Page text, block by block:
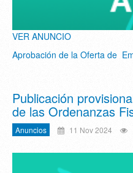
VER ANUNCIO
Aprobación de la Oferta de
Publicación
de las Ordenanzas
Anuncios 11 Nov 2024